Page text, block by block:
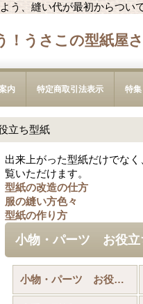
う、縫い代が最初からつ
！うさこの型紙屋
内 特定商取引法表示 特集
立ち型紙
出来上がった型紙だけでな
覧いただけます。
型紙の改造の仕方
服の縫い方色々
型紙の作り方
小物・パーツ お役立
小物・パーツ お役立ち型紙 (全商品)